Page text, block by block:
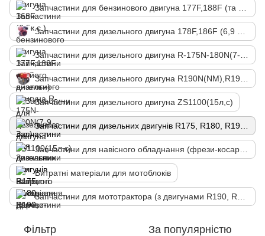
Запчастини для дизельного двигуна ZS1100(15л,с)
Витратні матеріали для мотоблоків
Фільтр За популярністю